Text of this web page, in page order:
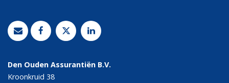
Den Ouden Assurantiën B.V.
Kroonkruid 38